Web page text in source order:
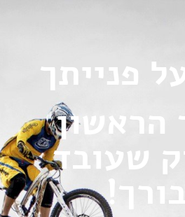
פנייתך
הראשון
שעובד